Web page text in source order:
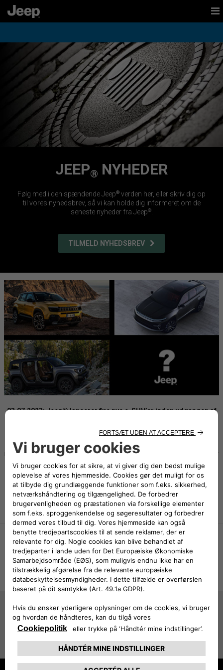
JEEP® NYHEDER
Følg med i den spændende Jeep® verden her, eller skriv dig op
til vores nyhedsbrev, så vi kan holde dig informeret om de
seneste nyheder fra Jeep®.
TILMELD NYHEDSBREV
03.07.2023: Jeep® lancerer fire nye e-SUV’er inden udgangen af
Jeep har store planer for fremtiden. Jeep skal være fuld-elektrisk i
2030, og ved udgangen af 2025 vil det amerikanske mærke have
introduceret fire elbiler. Den første er Jeep Avenger, Car Of The Year
2023, der kommer til Danmark om et par uger.
Se mere
JEEP®BROCHURER
Se detaljer om modeller og udstyr
BROCHURER OG PRISER
JEEP ®
Prøv en Jeep hos din nærmeste forhandler
BESTIL EN PRØVETUR